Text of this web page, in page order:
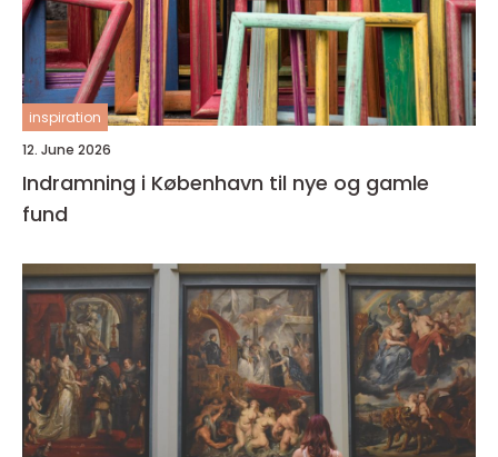
inspiration
12. June 2026
Indramning i København til nye og gamle
fund